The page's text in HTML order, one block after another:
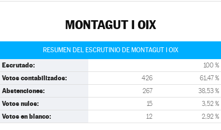
MONTAGUT I OIX
RESUMEN DEL ESCRUTINIO DE MONTAGUT I OIX
Escrutado: 100 %
Votos contabilizados: 426 61,47 %
Abstenciones: 267 38,53 %
Votos nulos: 15 3,52 %
Votos en blanco: 12 2,92 %